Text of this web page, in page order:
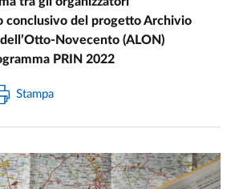
conclusivo del progettoArchivio
Novecento (ALON)
PRIN 2022
Stampa